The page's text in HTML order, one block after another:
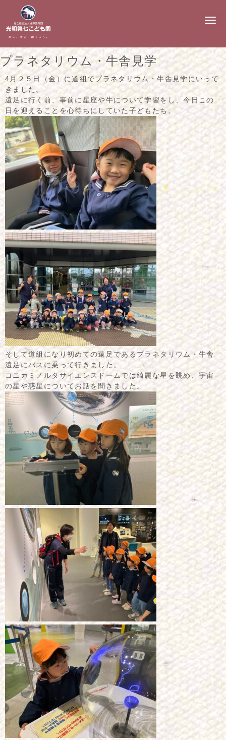
N
g
a
プラネタリウム・牛舎見学
4月２５日（金）に道組でプラネタリウム・牛舎見学にいって
きました。
遠足に行く前、事前に星座や牛について学習をし、今日この
日を迎えることを心待ちにしていた子どもたち。
そして道組になり初めての遠足であるプラネタリウム・牛舎
遠足にバスに乗って行きました。
コニカミノルタサイエンスドームでは綺麗な星を眺め、宇宙
の星や惑星についてお話を聞きました。